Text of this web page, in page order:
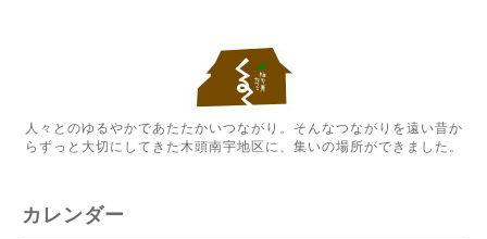
人々とのゆるやかであたたかいつながり。そんなつながりを遠い昔か
らずっと大切にしてきた木頭南宇地区に、集いの場所ができました。
カレンダー